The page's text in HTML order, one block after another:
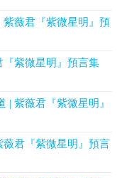
紫薇君『紫微星明』預
『紫微星明』預言集
| 紫薇君『紫微星明』
薇君『紫微星明』預言